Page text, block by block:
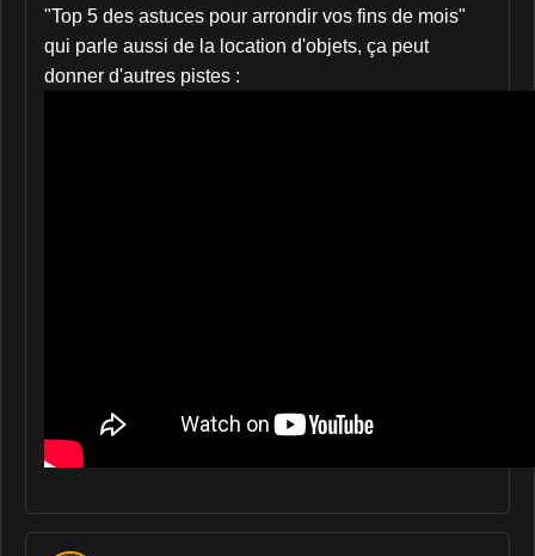
"Top 5 des astuces pour arrondir vos fins de mois"
qui parle aussi de la location d'objets, ça peut
donner d'autres pistes :